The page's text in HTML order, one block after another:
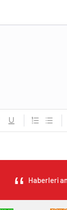
Haberleri